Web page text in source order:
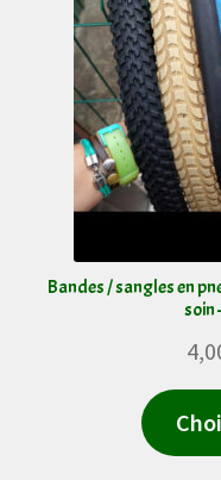
Bandes / sangles en
soin